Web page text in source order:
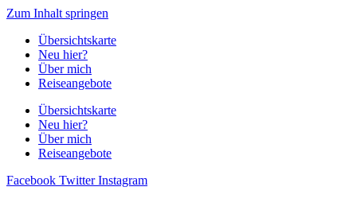
Zum Inhalt springen
Übersichtskarte
Neu hier?
Über mich
Reiseangebote
Übersichtskarte
Neu hier?
Über mich
Reiseangebote
Facebook Twitter Instagram